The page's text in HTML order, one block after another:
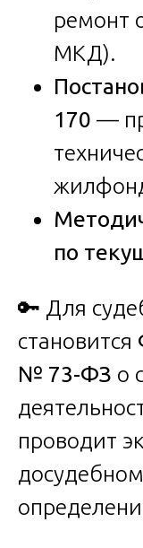
ремонт
МКД).
170 —
по
🔑 Для
становится
№ 73-ФЗ о
проводит